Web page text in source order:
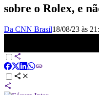
sobre o Rolex, e
Da CNN Brasil18/08/23 às